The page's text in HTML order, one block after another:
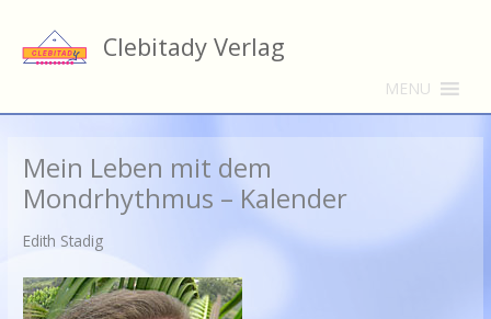
springen
Clebitady Verlag
MENU
Mein Leben mit dem
Mondrhythmus – Kalender
Edith Stadig